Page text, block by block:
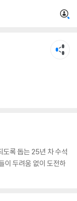
도록 돕는 25년 차 수석
이 두려움 없이 도전하